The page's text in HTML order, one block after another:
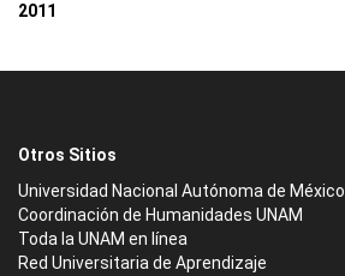
2011
Otros Sitios
Universidad Nacional Autónoma de México
Coordinación de Humanidades UNAM
Toda la UNAM en línea
Red Universitaria de Aprendizaje